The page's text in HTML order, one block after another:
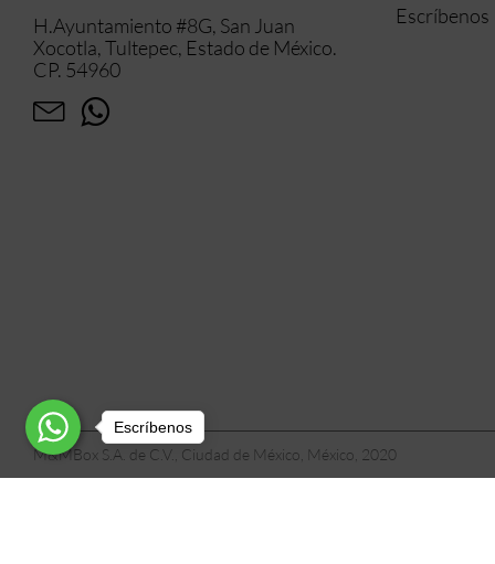
H.Ayuntamiento #8G, San Juan
Xocotla, Tultepec, Estado de México.
CP. 54960
Escríbenos
M&MBox S.A. de C.V., Ciudad de México, México, 2020
Escríbenos